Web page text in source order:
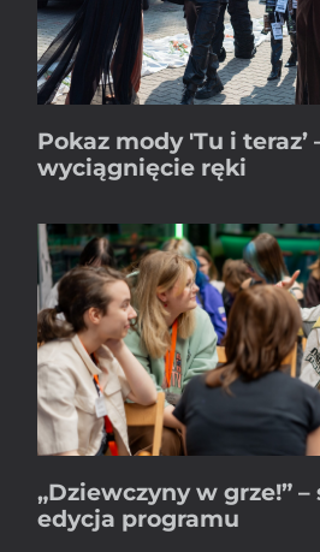
Pokaz mody 'Tu i teraz’
wyciągnięcie ręki
„Dziewczyny w grze!”
edycja programu